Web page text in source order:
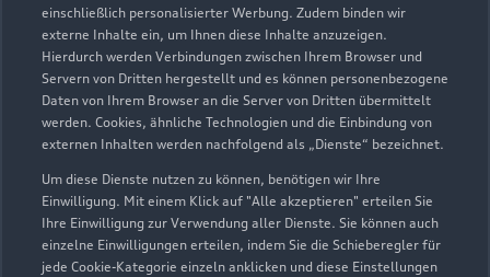
einschließlich personalisierter Werbung. Zudem binden wir
externe Inhalte ein, um Ihnen diese Inhalte anzuzeigen.
Hierdurch werden Verbindungen zwischen Ihrem Browser und
Servern von Dritten hergestellt und es können personenbezogene
Daten von Ihrem Browser an die Server von Dritten übermittelt
werden. Cookies, ähnliche Technologien und die Einbindung von
externen Inhalten werden nachfolgend als „Dienste“ bezeichnet.
Um diese Dienste nutzen zu können, benötigen wir Ihre
Einwilligung. Mit einem Klick auf "Alle akzeptieren" erteilen Sie
Ihre Einwilligung zur Verwendung aller Dienste. Sie können auch
einzelne Einwilligungen erteilen, indem Sie die Schieberegler für
jede Cookie-Kategorie einzeln anklicken und diese Einstellungen
Service
Geschlossen,öffnet amMontag 07:00
Bitte beachten Sie, dass außerhalb der gesetzlichen
Öffnungszeiten keine Beratung, kein Verkauf und keine
Probefahrt erfolgen kann.
Zurück nach oben